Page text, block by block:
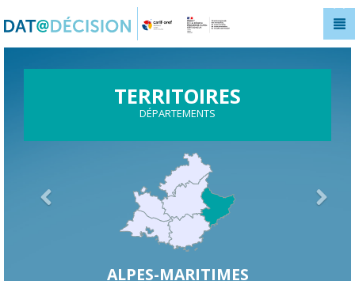
TERRITOIRES
DÉPARTEMENTS
ALPES-MARITIMES
Panneau de gestion des cookies